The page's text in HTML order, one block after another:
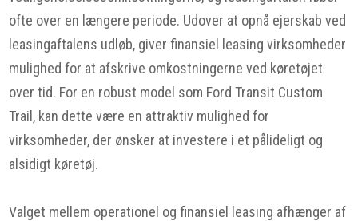
ofte over en længere periode. Udover at opnå ejerskab ved
leasingaftalens udløb, giver finansiel leasing virksomheder
mulighed for at afskrive omkostningerne ved køretøjet
over tid. For en robust model som Ford Transit Custom
Trail, kan dette være en attraktiv mulighed for
virksomheder, der ønsker at investere i et pålideligt og
alsidigt køretøj.
Valget mellem operationel og finansiel leasing afhænger af